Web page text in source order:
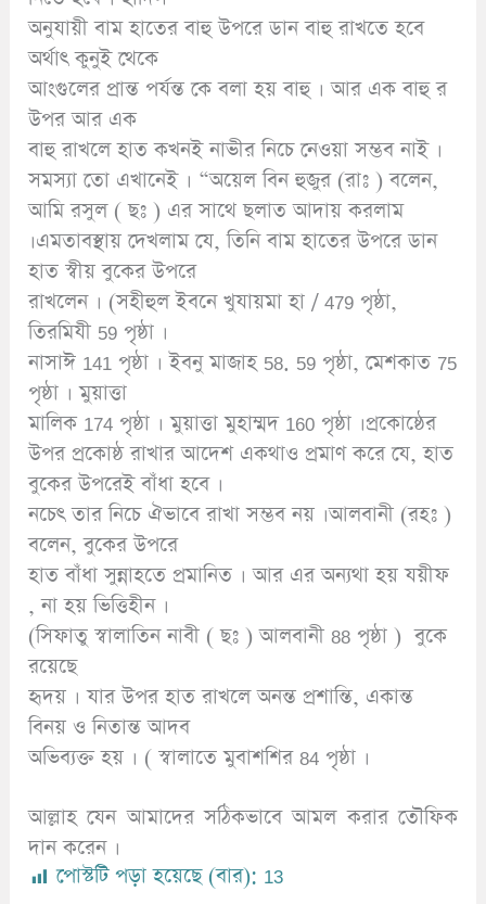
অনুযায়ী বাম হাতের বাহু উপরে ডান বাহু রাখতে হবে
অর্থাৎ কুনুই থেকে
আংগুলের প্রান্ত পর্যন্ত কে বলা হয় বাহু । আর এক বাহু র
উপর আর এক
বাহু রাখলে হাত কখনই নাভীর নিচে নেওয়া সম্ভব নাই ।
সমস্যা তো এখানেই । “অয়েল বিন হুজুর (রাঃ ) বলেন,
আমি রসুল ( ছঃ ) এর সাথে ছলাত আদায় করলাম
।এমতাবস্থায় দেখলাম যে, তিনি বাম হাতের উপরে ডান
হাত স্বীয় বুকের উপরে
রাখলেন । (সহীহুল ইবনে খুযায়মা হা / 479 পৃষ্ঠা,
তিরমিযী 59 পৃষ্ঠা ।
নাসাঈ 141 পৃষ্ঠা । ইবনু মাজাহ 58. 59 পৃষ্ঠা, মেশকাত 75
পৃষ্ঠা । মুয়াত্তা
মালিক 174 পৃষ্ঠা । মুয়াত্তা মুহাম্মদ 160 পৃষ্ঠা ।প্রকোষ্ঠের
উপর প্রকোষ্ঠ রাখার আদেশ একথাও প্রমাণ করে যে, হাত
বুকের উপরেই বাঁধা হবে ।
নচেৎ তার নিচে ঐভাবে রাখা সম্ভব নয় ।আলবানী (রহঃ )
বলেন, বুকের উপরে
হাত বাঁধা সুন্নাহতে প্রমানিত । আর এর অন্যথা হয় যয়ীফ
, না হয় ভিত্তিহীন ।
(সিফাতু স্বালাতিন নাবী ( ছঃ ) আলবানী 88 পৃষ্ঠা ) বুকে
রয়েছে
হৃদয় । যার উপর হাত রাখলে অনন্ত প্রশান্তি, একান্ত
বিনয় ও নিতান্ত আদব
অভিব্যক্ত হয় । ( স্বালাতে মুবাশশির 84 পৃষ্ঠা ।
আল্লাহ যেন আমাদের সঠিকভাবে আমল করার তৌফিক
দান করেন ।
পোস্টটি পড়া হয়েছে (বার): 13